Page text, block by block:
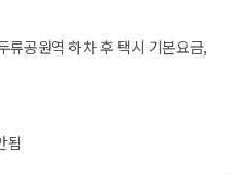
류공원역 하차 후 택시 기본요금,
됨